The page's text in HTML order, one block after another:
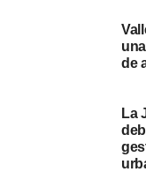
por el pueblo. Lo
uruguayos es
de
La